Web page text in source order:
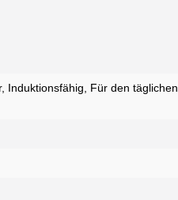
Induktionsfähig, Für den täglichen